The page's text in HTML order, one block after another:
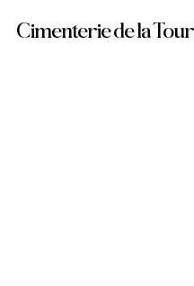
Cimenterie de la Tour